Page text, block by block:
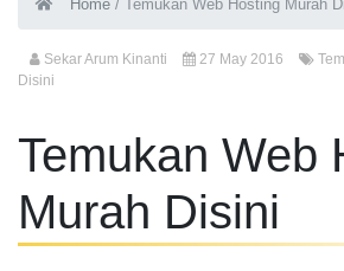
Home / Temukan Web Hosting Murah
Sekar Arum Kinanti 27 May 2016
Disini
Temukan Web
Murah Disini